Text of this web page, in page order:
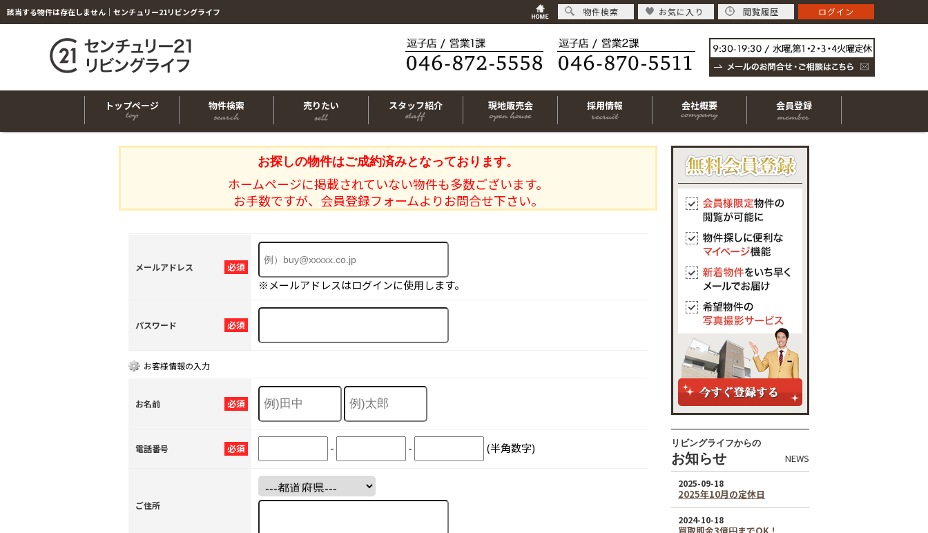
該当する物件は存在しません｜センチュリー21リビングライフ
トップページ 物件検索 売りたい スタッフ紹介 現地販売会 採用情報 会社概要 会員登録
お探しの物件はご成約済みとなっております。
ホームページに掲載されていない物件も多数ございます。
お手数ですが、会員登録フォームよりお問合せ下さい。
必須
メールアドレス
※メールアドレスはログインに使用します。
必須
パスワード
お客様情報の入力
必須
お名前
必須
電話番号 - - (半角数字)
ご住所
リビングライフからの
お知らせ NEWS
物件検索 お気に入り 閲覧履歴 ログイン